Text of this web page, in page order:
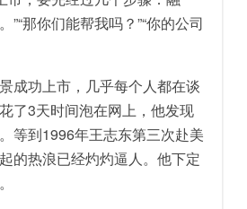
”“那你们能帮我吗？”“你的公司
功上市，几乎每个人都在谈
了3天时间泡在网上，他发现
等到1996年王志东第三次赴美
的热浪已经灼灼逼人。他下定